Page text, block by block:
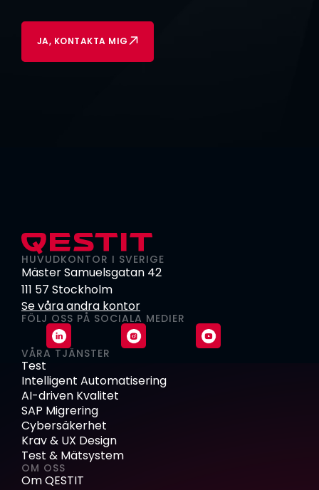
JA, KONTAKTA MIG
HUVUDKONTOR I SVERIGE
Mäster Samuelsgatan 42
111 57 Stockholm
Se våra andra kontor
FÖLJ OSS PÅ SOCIALA MEDIER
VÅRA TJÄNSTER
Test
Intelligent Automatisering
AI-driven Kvalitet
SAP Migrering
Cybersäkerhet
Krav & UX Design
Test & Mätsystem
OM OSS
Om QESTIT